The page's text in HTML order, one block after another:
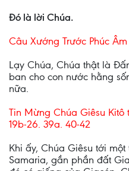
Ðó là lời Chúa.
Câu Xướng Trước Phúc Âm
Lạy Chúa, Chúa thật là
ban cho con nước hằng
nữa.
Tin Mừng Chúa Giêsu Kitô
19b-26. 39a. 40-42
Khi ấy, Chúa Giêsu tới
Samaria, gần phần đất